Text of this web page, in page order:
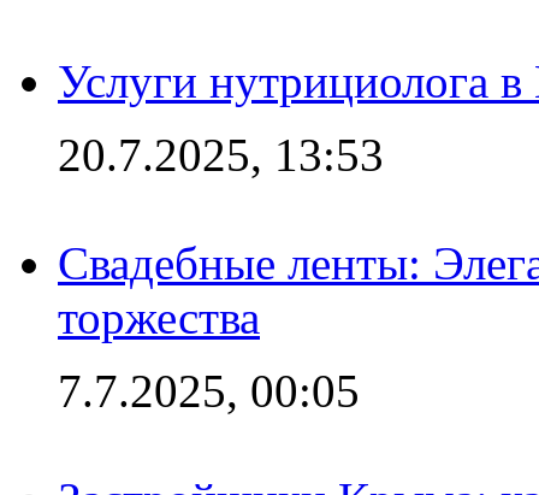
Услуги нутрициолога
20.7.2025, 13:53
Свадебные ленты:
торжества
7.7.2025, 00:05